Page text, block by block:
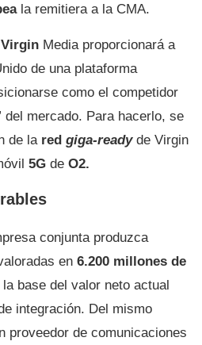
la remitiera a la CMA.
Virgin Media proporcionará a
de una plataforma
como el competidor
del mercado. Para hacerlo, se
de la red giga-readyde Virgin
5G de O2.
conjunta produzca
en 6.200 millones de
base del valor neto actual
integración. Del mismo
proveedor de comunicaciones